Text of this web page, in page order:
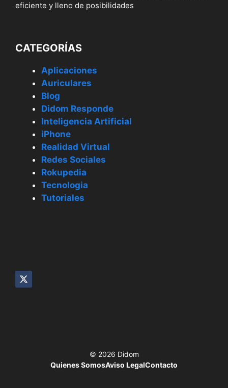
eficiente y lleno de posibilidades
CATEGORÍAS
Aplicaciones
Auriculares
Blog
Didom Responde
Inteligencia Artificial
iPhone
Realidad Virtual
Redes Sociales
Rokupedia
Tecnologia
Tutoriales
© 2026 Didom
Quienes SomosAviso LegalContacto